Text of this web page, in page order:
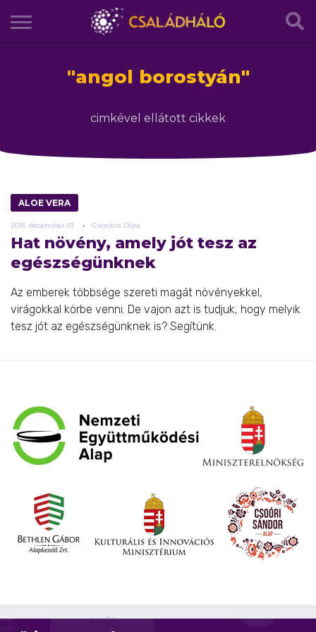
"angol borostyán"
cimkével ellátott cikkek
ALOE VERA
2015. december 01. Csontos Dóra
Hat növény, amely jót tesz az
egészségünknek
Az emberek többsége szereti magát növényekkel,
virágokkal körbe venni. De vajon azt is tudjuk, hogy melyik
tesz jót az egészségünknek is? Segítünk.